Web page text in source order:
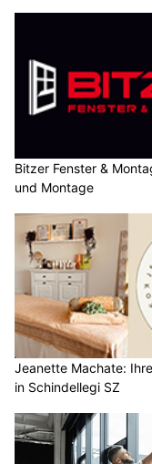
Bitzer Fenster &
und Montage
Jeanette Machate:
in Schindellegi SZ